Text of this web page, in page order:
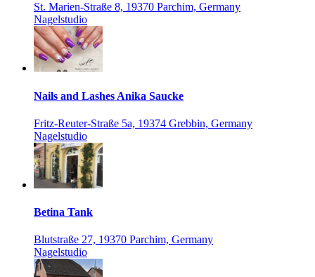
St. Marien-Straße 8, 19370 Parchim, Germany
Nagelstudio
Nails and Lashes Anika Saucke
Fritz-Reuter-Straße 5a, 19374 Grebbin, Germany
Nagelstudio
Betina Tank
Blutstraße 27, 19370 Parchim, Germany
Nagelstudio